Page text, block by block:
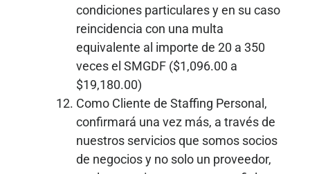
condiciones particulares y en su caso
reincidencia con una multa
equivalente al importe de 20 a 350
veces el SMGDF ($1,096.00 a
$19,180.00)
Como Cliente de Staffing Personal,
confirmará una vez más, a través de
nuestros servicios que somos socios
de negocios y no solo un proveedor,